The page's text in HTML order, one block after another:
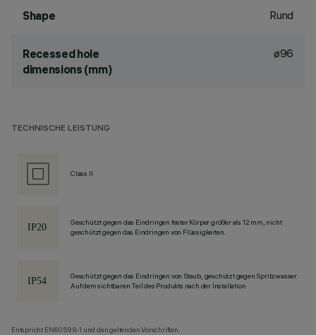
Shape Rund
Recessed hole
dimensions (mm)
ø96
TECHNISCHE LEISTUNG
Class II
Geschützt gegen das Eindringen fester Körper größer als 12 mm, nicht
geschützt gegen das Eindringen von Flüssigkeiten.
Geschützt gegen das Eindringen von Staub, geschützt gegen Spritzwasser.
Auf dem sichtbaren Teil des Produkts nach der Installation
Entspricht EN60598-1 und den geltenden Vorschriften.